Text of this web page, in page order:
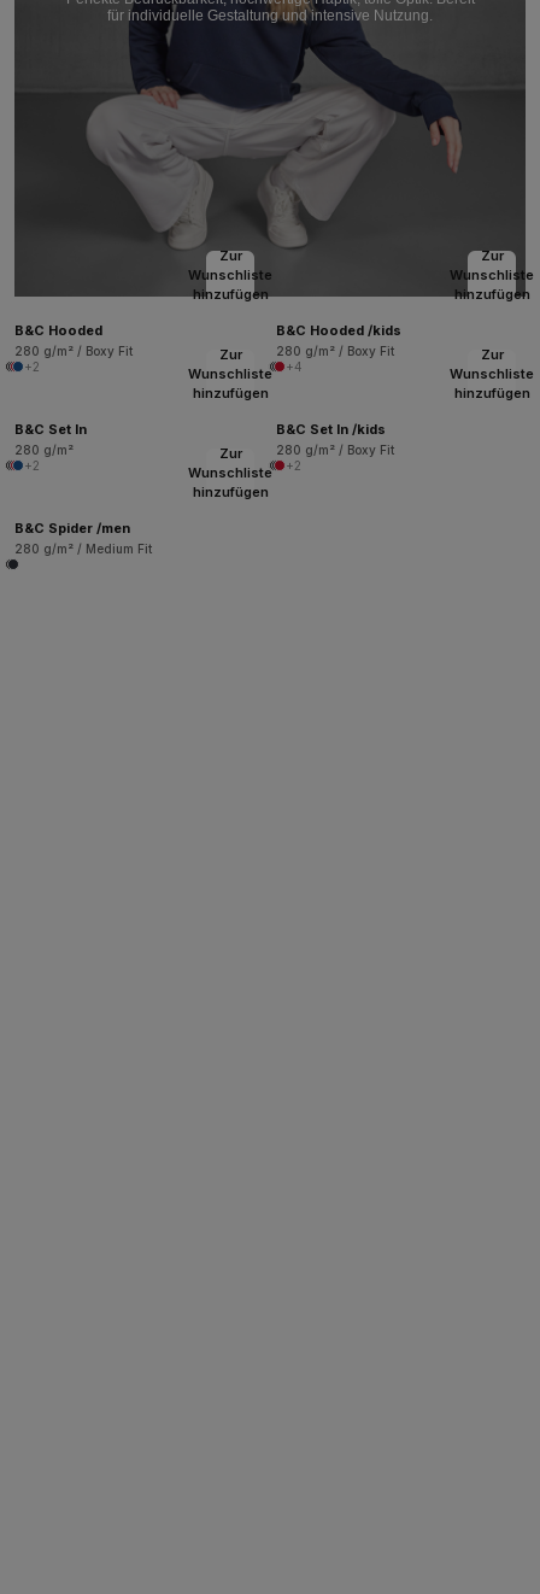
für individuelle Gestaltung und intensive Nutzung.
Zur
Wunschliste
hinzufügen
B&C Hooded
280 g/m² / Boxy Fit
+2
Zur
Wunschliste
hinzufügen
B&C Hooded /kids
280 g/m² / Boxy Fit
+4
Zur
Wunschliste
hinzufügen
B&C Set In
280 g/m²
+2
Zur
Wunschliste
hinzufügen
B&C Set In /kids
280 g/m² / Boxy Fit
+2
Zur
Wunschliste
hinzufügen
B&C Spider /men
280 g/m² / Medium Fit